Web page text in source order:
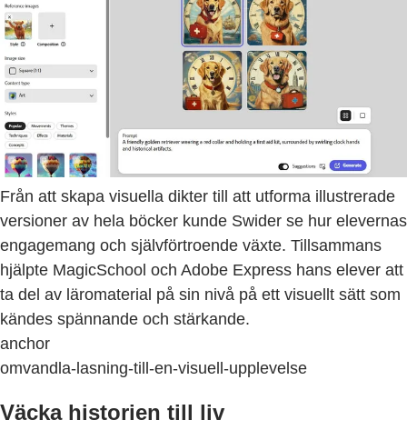
Från att skapa visuella dikter till att utforma illustrerade
versioner av hela böcker kunde Swider se hur elevernas
engagemang och självförtroende växte. Tillsammans
hjälpte MagicSchool och Adobe Express hans elever att
ta del av läromaterial på sin nivå på ett visuellt sätt som
kändes spännande och stärkande.
anchor
omvandla-lasning-till-en-visuell-upplevelse
Väcka historien till liv